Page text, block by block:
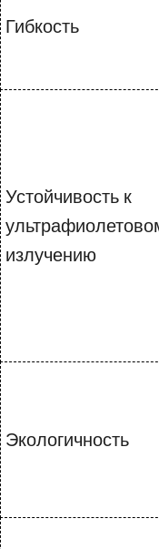
Гибкость
Устойчивость к
излучению
Экологичность